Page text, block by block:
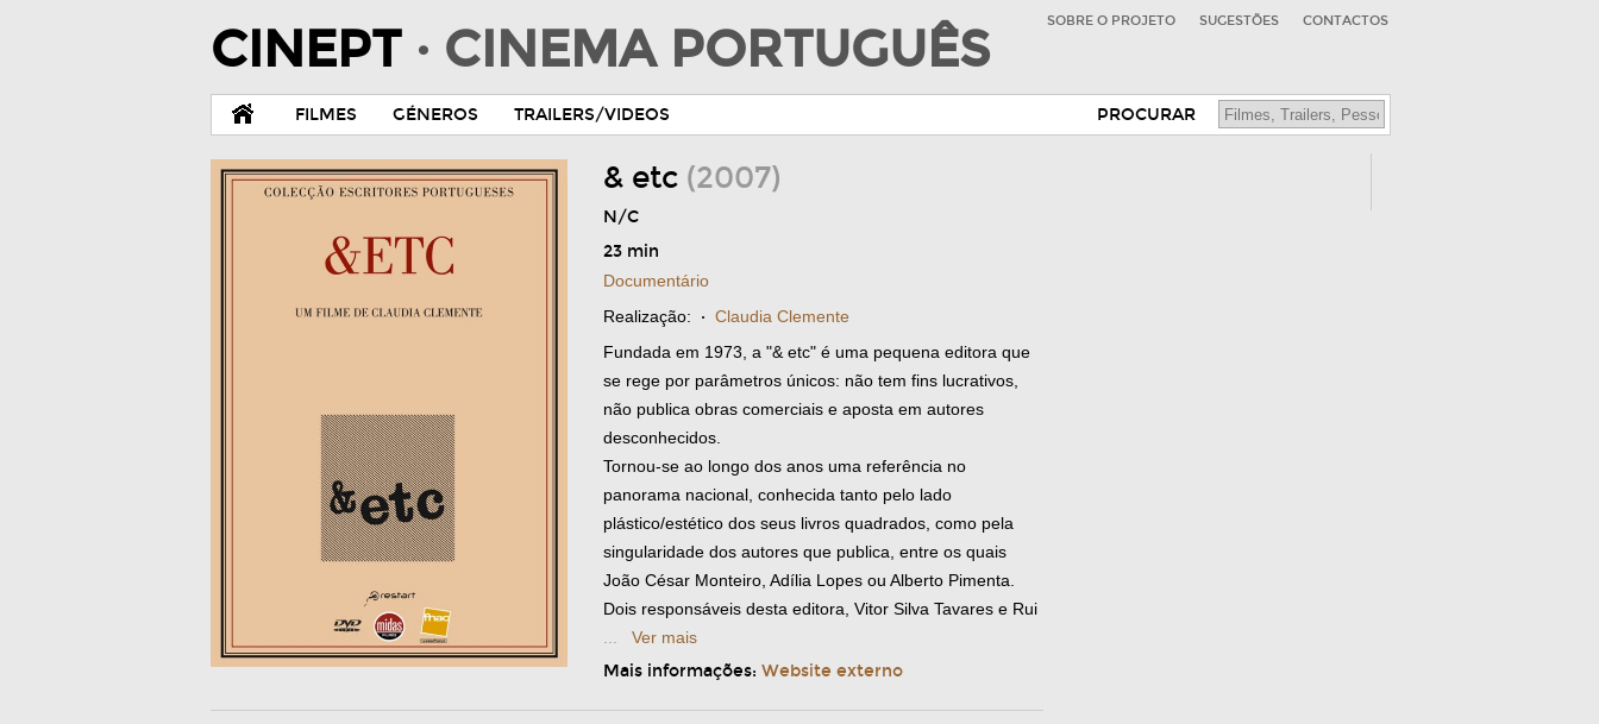
CINEPT · CINEMA PORTUGUÊS SOBRE O PROJETO SUGESTÕES CONTACTOS
FILMES GÉNEROS TRAILERS/VIDEOS PROCURAR
& etc (2007)
N/C
23 min
Documentário
Realização: · Claudia Clemente
Fundada em 1973, a "& etc" é uma pequena editora que
se rege por parâmetros únicos: não tem fins lucrativos,
não publica obras comerciais e aposta em autores
desconhecidos.
Tornou-se ao longo dos anos uma referência no
panorama nacional, conhecida tanto pelo lado
plástico/estético dos seus livros quadrados, como pela
singularidade dos autores que publica, entre os quais
João César Monteiro, Adília Lopes ou Alberto Pimenta.
Dois responsáveis desta editora, Vitor Silva Tavares e Rui
Ver mais
Mais informações: Website externo